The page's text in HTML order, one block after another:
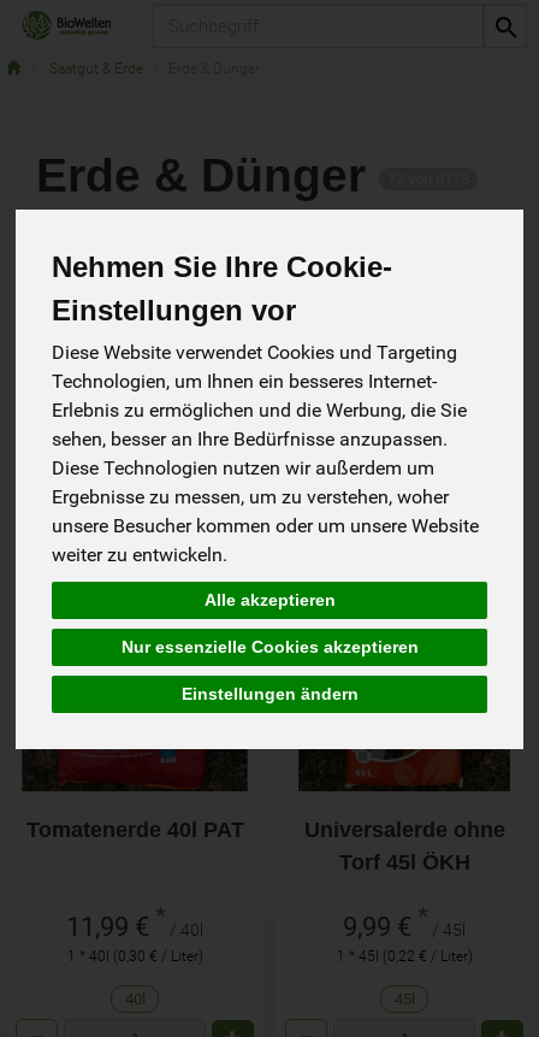
Nehmen Sie Ihre Cookie-
Einstellungen vor
Diese Website verwendet Cookies und Targeting
Technologien, um Ihnen ein besseres Internet-
Erlebnis zu ermöglichen und die Werbung, die Sie
sehen, besser an Ihre Bedürfnisse anzupassen.
Diese Technologien nutzen wir außerdem um
Ergebnisse zu messen, um zu verstehen, woher
unsere Besucher kommen oder um unsere Website
weiter zu entwickeln.
Alle akzeptieren
Nur essenzielle Cookies akzeptieren
Einstellungen ändern
Saatgut & Erde
Erde & Dünger
Hersteller Ernährung
Allergene
Art.-Nr. 189
Tomatenerde 40l PAT
11,99 € * / 40l
1 * 40l (0,30 € / Liter)
40l
Art.-Nr. 202760
Universalerde ohne
Torf 45l ÖKH
9,99 € * / 45l
1 * 45l (0,22 € / Liter)
45l